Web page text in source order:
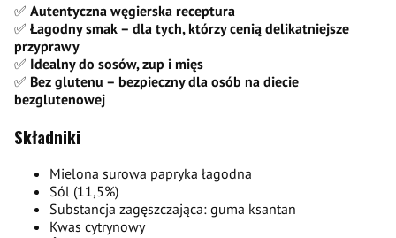
✅ Autentyczna węgierska receptura
✅ Łagodny smak – dla tych, którzy cenią delikatniejsze
przyprawy
✅ Idealny do sosów, zup i mięs
✅ Bez glutenu – bezpieczny dla osób na diecie
bezglutenowej
Składniki
Mielona surowa papryka łagodna
Sól (11,5%)
Substancja zagęszczająca: guma ksantan
Kwas cytrynowy